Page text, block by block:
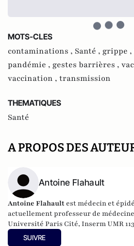
MOTS-CLES
contaminations , Santé , grippe ,
pandémie , gestes barrières ,
vaccination , transmission
THEMATIQUES
Santé
A PROPOS DES
Antoine Flahault
Antoine Flahault est médecin et
actuellement professeur de
Université Paris Cité, Inserm UMR
SUIVRE